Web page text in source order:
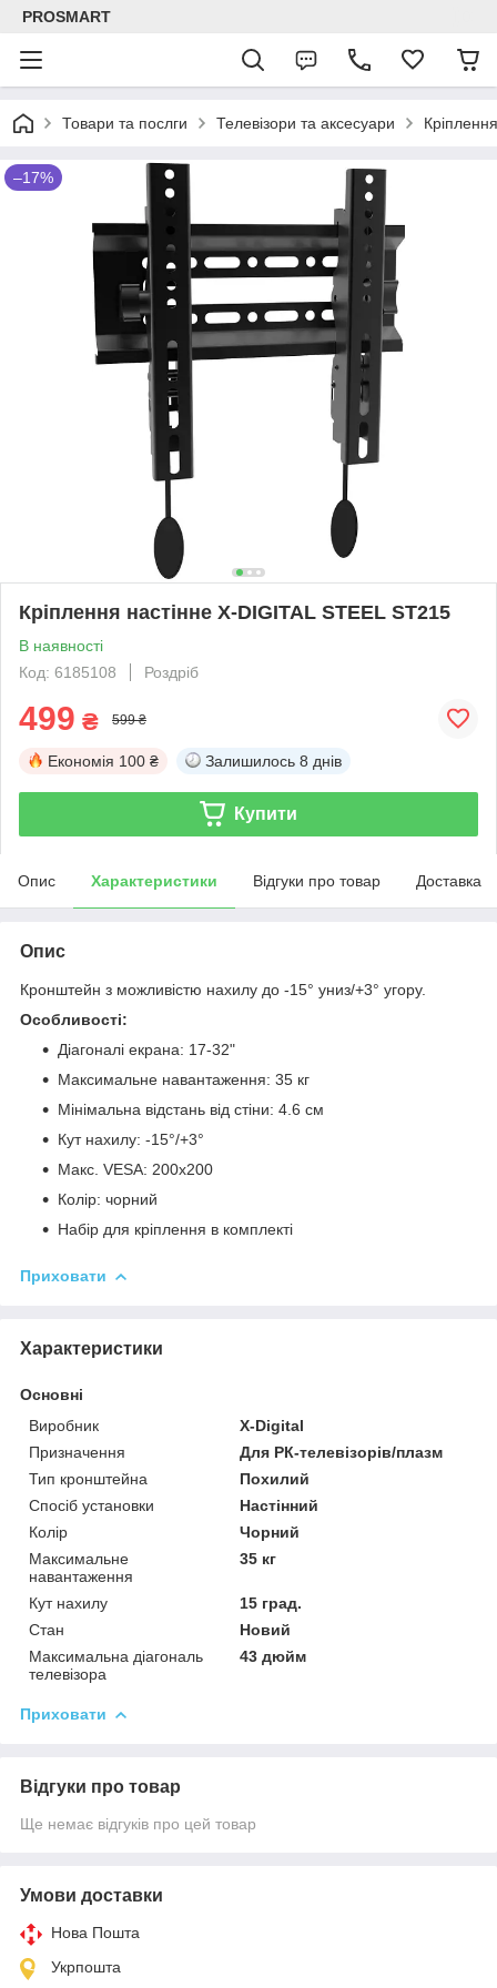
PROSMART
Товари та послги Телевізори та аксесуари
–17%
Крiплення настiнне X-DIGITAL STEEL ST215
В наявності
Код: 6185108
Роздріб
499 ₴ 599 ₴
Економія 100 ₴ Залишилось 8 днів
Купити
Опис Характеристики Відгуки про товар Доставка
Опис
Кронштейн з можливістю нахилу до -15° униз/+3° угору.
Особливості:
Діагоналі екрана: 17-32"
Максимальне навантаження: 35 кг
Мінімальна відстань від стіни: 4.6 см
Кут нахилу: -15°/+3°
Макс. VESA: 200x200
Колір: чорний
Набір для кріплення в комплекті
Приховати
Характеристики
Основні
Виробник
X-Digital
Призначення
Для РК-телевізорів/плазм
Тип кронштейна
Похилий
Спосіб установки
Настінний
Колір
Чорний
Максимальне
навантаження
35 кг
Кут нахилу
15 град.
Стан
Новий
Максимальна діагональ
телевізора
43 дюйм
Приховати
Відгуки про товар
Ще немає відгуків про цей товар
Умови доставки
Нова Пошта
Укрпошта